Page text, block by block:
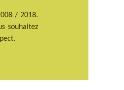
/ 2018.
souhaitez